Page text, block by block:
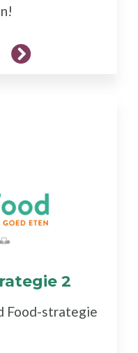
2
Food-strategie